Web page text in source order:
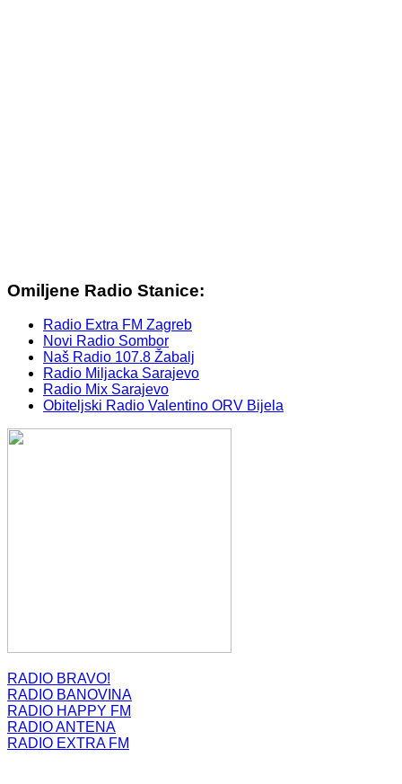
Omiljene Radio Stanice:
Radio Extra FM Zagreb
Novi Radio Sombor
Naš Radio 107.8 Žabalj
Radio Miljacka Sarajevo
Radio Mix Sarajevo
Obiteljski Radio Valentino ORV Bijela
RADIO BRAVO!
RADIO BANOVINA
RADIO HAPPY FM
RADIO ANTENA
RADIO EXTRA FM